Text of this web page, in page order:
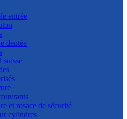
entrée
dentée
suisse
et rosace de sécurité
cylindres